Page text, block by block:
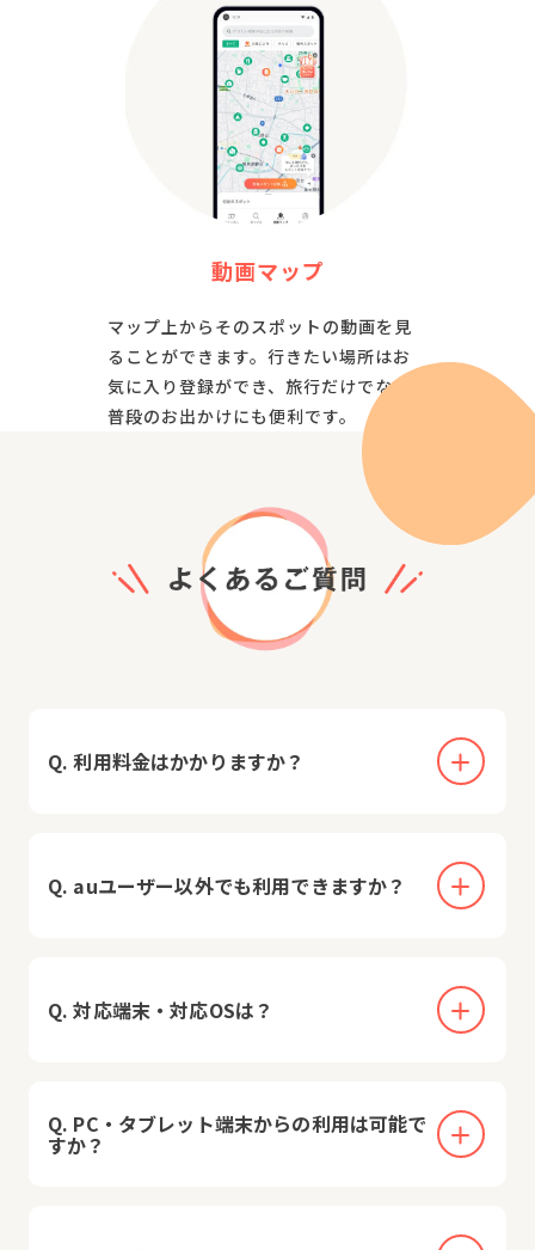
動画マップ
マップ上からそのスポットの動画を見
ることができます。行きたい場所はお
気に入り登録ができ、旅行だけでなく
普段のお出かけにも便利です。
Q. 利用料金はかかりますか？
Q. auユーザー以外でも利用できますか？
Q. 対応端末・対応OSは？
Q. PC・タブレット端末からの利用は可能で
すか？